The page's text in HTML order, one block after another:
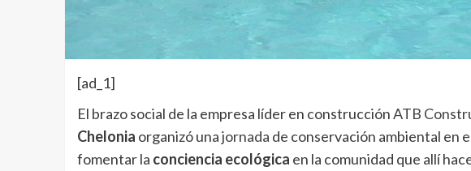
[ad_1]
El brazo social de la empresa líder en construcciónATB
Chelonia organizó unajornada de conservación ambiental en
fomentar la conciencia ecológica en la comunidad que allí